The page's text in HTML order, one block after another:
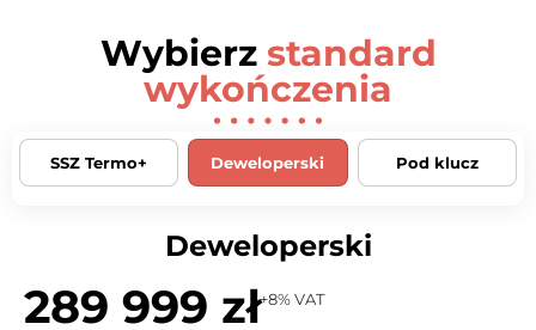
Wybierz standard
wykończenia
SSZ Termo+ Deweloperski Pod klucz
Deweloperski
289 999 zł+8% VAT